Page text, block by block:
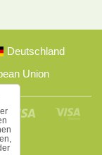
Deutschland
Union